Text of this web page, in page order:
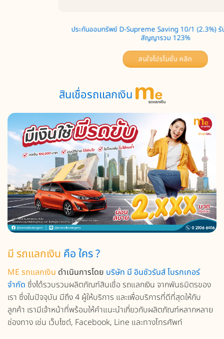
ประกันออมทรัพย์ D-Supreme Saving 10/1 (2.3%) รับเงินคืนตลอด
สนใจโปรโมชั่น คลิก
สินเชื่อรถแลกเงิน
มี รถแลกเงิน คือ ใคร ?
ME รถแลกเงิน ดำเนินการโดย บริษัท มี อินชัวรันส์ โบรกเกอร์
จำกัด ซึ่งได้รวบรวมผลิตภัณฑ์สินเชื่อ รถแลกเงิน จากพันธมิตรของ
เรา ซึ่งในปัจจุบัน มีถึง 4 ผู้ให้บริการ และเพื่อบริการที่ดีที่สุดให้กับ
ลูกค้า เรามีเจ้าหน้าที่พร้อมให้คำแนะนำเกี่ยวกับผลิตภัณฑ์หลากหลาย
ช่องทาง เช่น เว็บไซต์, Facebook, Line และทางโทรศัพท์